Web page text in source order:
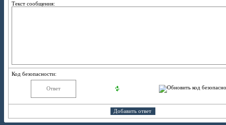
Текст сообщения:
Код безопасности: